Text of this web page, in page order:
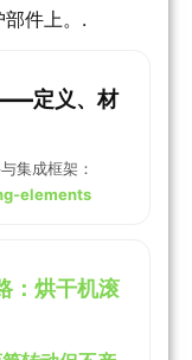
件上。.
定义、材
集成框架：
elements
：烘干机滚